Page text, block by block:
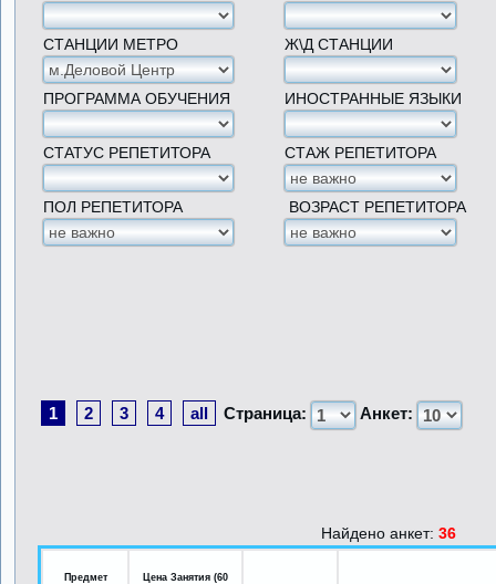
СТАНЦИИ МЕТРО Ж\Д СТАНЦИИ
ПРОГРАММА ОБУЧЕНИЯ ИНОСТРАННЫЕ ЯЗЫКИ
СТАТУС РЕПЕТИТОРА СТАЖ РЕПЕТИТОРА
ПОЛ РЕПЕТИТОРА ВОЗРАСТ РЕПЕТИТОРА
1 2 3 4 all Страница: Анкет:
Найдено анкет: 36
Предмет Цена Занятия (60